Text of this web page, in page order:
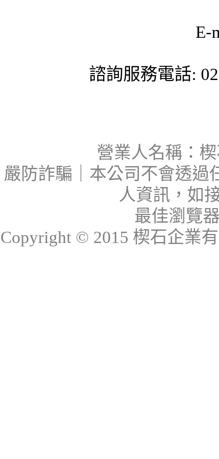
E-
諮詢服務電話:
營業人名稱：
嚴防詐騙｜本公司不會透過
人資訊，如
最佳瀏覽
Copyright © 2015 楔石企業